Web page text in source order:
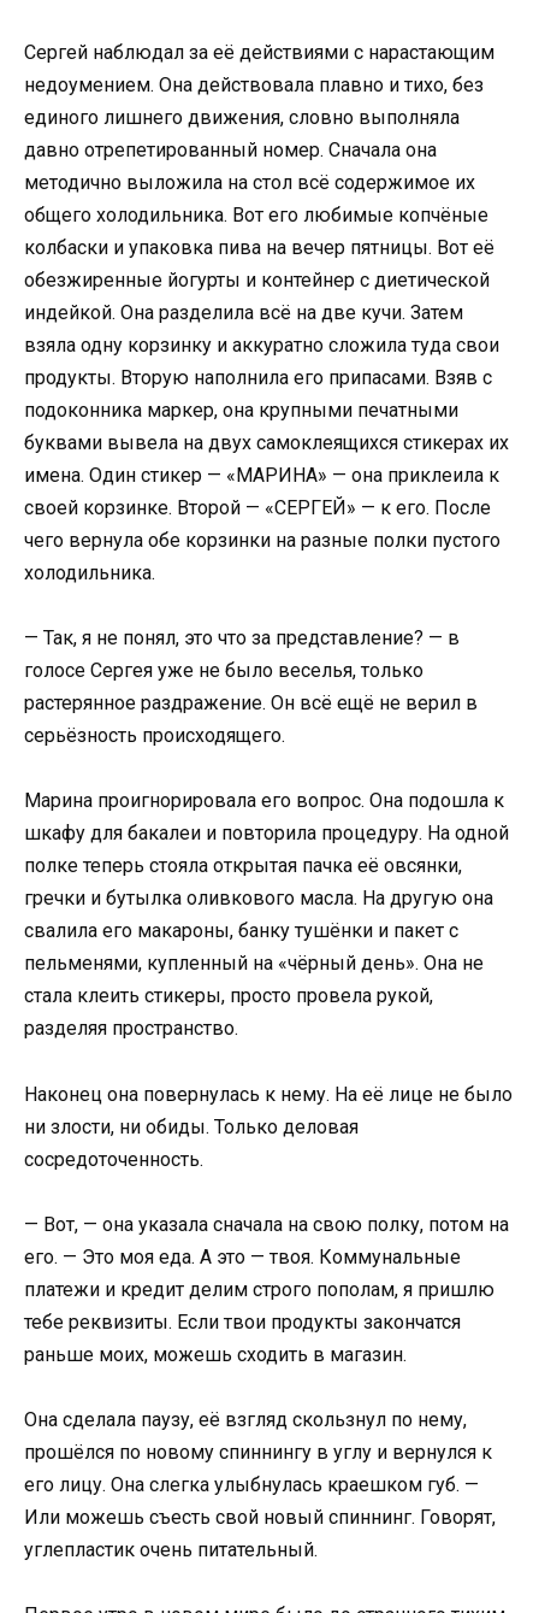
Сергей наблюдал за её действиями с нарастающим
недоумением. Она действовала плавно и тихо, без
единого лишнего движения, словно выполняла
давно отрепетированный номер. Сначала она
методично выложила на стол всё содержимое их
общего холодильника. Вот его любимые копчёные
колбаски и упаковка пива на вечер пятницы. Вот её
обезжиренные йогурты и контейнер с диетической
индейкой. Она разделила всё на две кучи. Затем
взяла одну корзинку и аккуратно сложила туда свои
продукты. Вторую наполнила его припасами. Взяв с
подоконника маркер, она крупными печатными
буквами вывела на двух самоклеящихся стикерах их
имена. Один стикер — «МАРИНА» — она приклеила к
своей корзинке. Второй — «СЕРГЕЙ» — к его. После
чего вернула обе корзинки на разные полки пустого
холодильника.
— Так, я не понял, это что за представление? — в
голосе Сергея уже не было веселья, только
растерянное раздражение. Он всё ещё не верил в
серьёзность происходящего.
Марина проигнорировала его вопрос. Она подошла к
шкафу для бакалеи и повторила процедуру. На одной
полке теперь стояла открытая пачка её овсянки,
гречки и бутылка оливкового масла. На другую она
свалила его макароны, банку тушёнки и пакет с
пельменями, купленный на «чёрный день». Она не
стала клеить стикеры, просто провела рукой,
разделяя пространство.
Наконец она повернулась к нему. На её лице не было
ни злости, ни обиды. Только деловая
сосредоточенность.
— Вот, — она указала сначала на свою полку, потом на
его. — Это моя еда. А это — твоя. Коммунальные
платежи и кредит делим строго пополам, я пришлю
тебе реквизиты. Если твои продукты закончатся
раньше моих, можешь сходить в магазин.
Она сделала паузу, её взгляд скользнул по нему,
прошёлся по новому спиннингу в углу и вернулся к
его лицу. Она слегка улыбнулась краешком губ. —
Или можешь съесть свой новый спиннинг. Говорят,
углепластик очень питательный.